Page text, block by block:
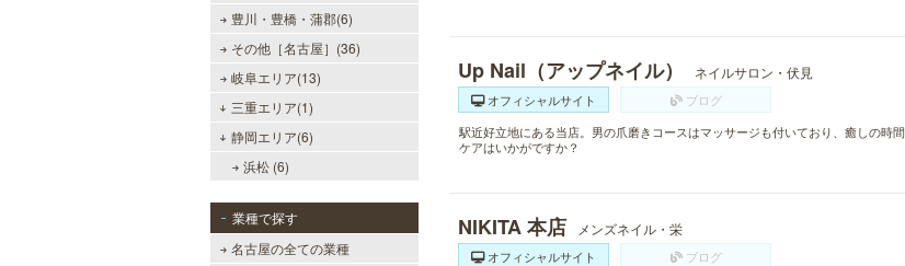
豊川・豊橋・蒲郡(6)
その他［名古屋］(36)
岐阜エリア(13)
三重エリア(1)
静岡エリア(6)
浜松 (6)
業種で探す
名古屋の全ての業種
Up Nail（アップネイル） ネイルサロン・伏見
オフィシャルサイト
ブログ
駅近好立地にある当店。男の爪磨きコースはマッサージも付いており、癒しの時
ケアはいかがですか？
NIKITA 本店 メンズネイル・栄
オフィシャルサイト
ブログ